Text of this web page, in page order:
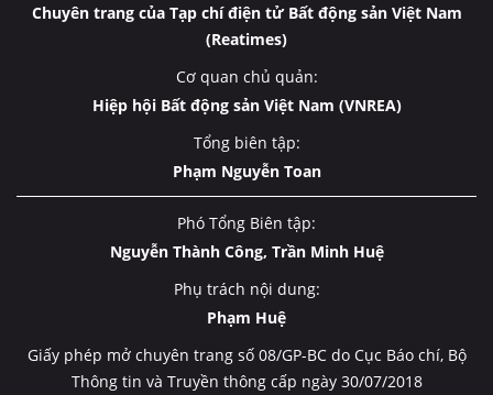
Chuyên trang của Tạp chí điện tử Bất động sản Việt Nam
(Reatimes)
Cơ quan chủ quản:
Hiệp hội Bất động sản Việt Nam (VNREA)
Tổng biên tập:
Phạm Nguyễn Toan
Phó Tổng Biên tập:
Nguyễn Thành Công, Trần Minh Huệ
Phụ trách nội dung:
Phạm Huệ
Giấy phép mở chuyên trang số 08/GP-BC do Cục Báo chí, Bộ
Thông tin và Truyền thông cấp ngày 30/07/2018